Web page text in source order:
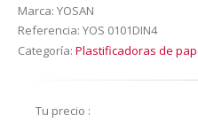
Marca: YOSAN
Referencia: YOS 0101DIN4
Categoría: Plastificadoras de
Tu precio :